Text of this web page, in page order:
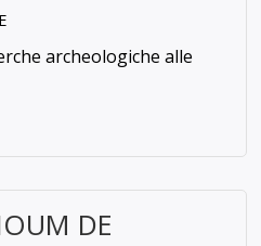
archeologiche alle
DE